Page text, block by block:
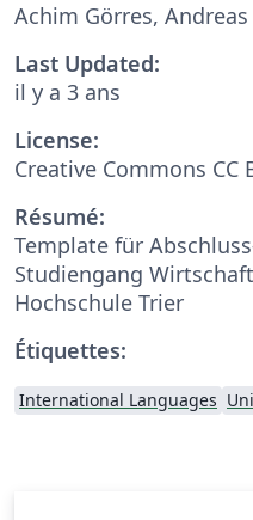
Achim Görres,
Last Updated:
il y a 3 ans
License:
Creative Commons CC
Résumé:
Template für
Studiengang
Hochschule Trier
Étiquettes:
International Languages